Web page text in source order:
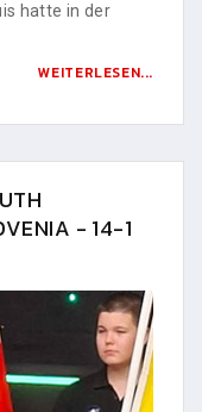
hatte in der
WEITERLESEN...
- 14-1